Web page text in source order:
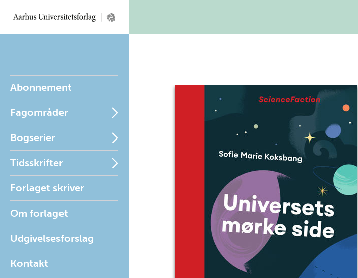
Abonnement
Fagområder
Bogserier
Tidsskrifter
Forlaget skriver
Om forlaget
Udgivelsesforslag
Kontakt